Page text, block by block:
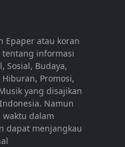
Epaper atau koran
informasi
Sosial, Budaya,
Promosi,
yang disajikan
Namun
dalam
dapat menjangkau